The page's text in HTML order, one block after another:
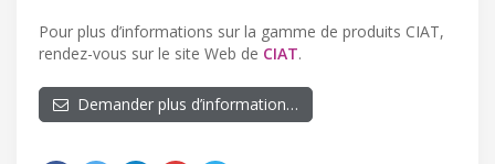
Pour plus d’informations sur la gamme de produits CIAT,
rendez-vous sur le site Web de CIAT.
Demander plus d’information…